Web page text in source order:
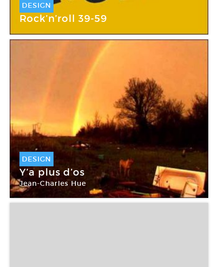
DESIGN
Rock’n’roll 39-59
DESIGN
Y’a plus d’os
Jean-Charles Hue